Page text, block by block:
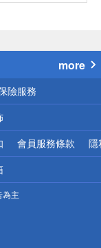
more
險服務
會員服務條款 隱
主